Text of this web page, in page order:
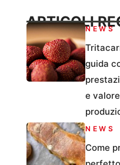
ARTICOLINEWS
guida
e
NEWS
Come